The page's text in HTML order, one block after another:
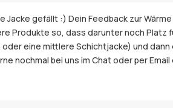
Jacke gefällt :) Dein Feedback zur
Produkte so, dass darunter noch Platz
eine mittlere Schichtjacke) und
bei uns im Chat oder per Email